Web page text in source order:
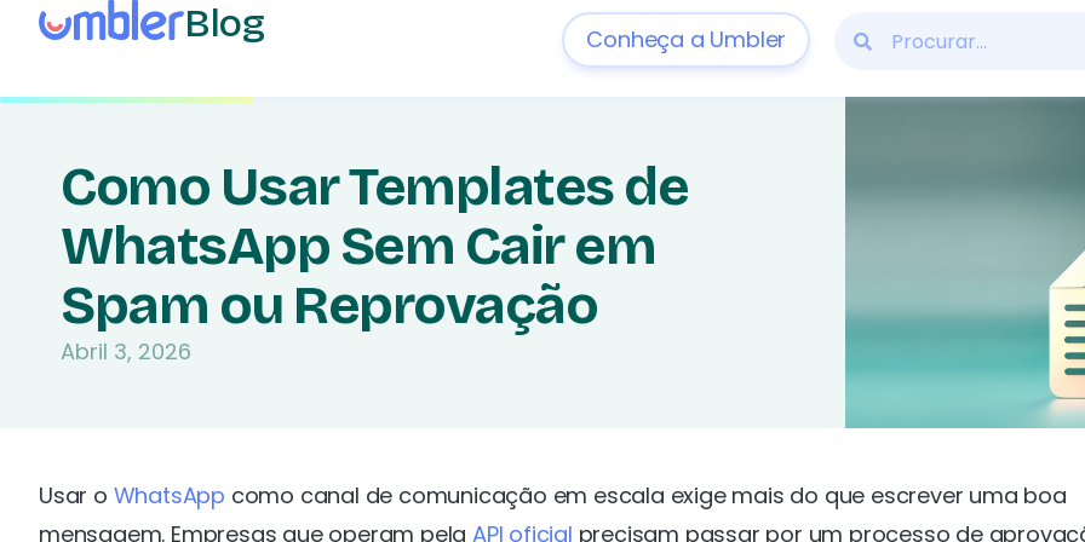
Blog Conheça a Umbler
Como Usar Templates de
WhatsApp Sem Cair em
Spam ou Reprovação
Abril 3, 2026
Usar o WhatsApp como canal de comunicação em escala exige mais do que escrever uma boa
mensagem. Empresas que operam pela API oficial precisam passar por um processo de